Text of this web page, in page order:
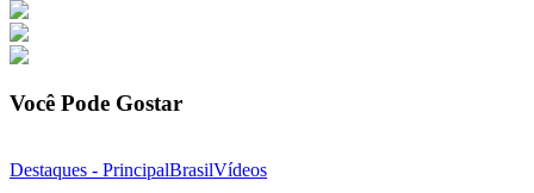
Você Pode Gostar
Destaques - PrincipalBrasilVídeos